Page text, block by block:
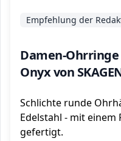
Damen-
Onyx von
Empfehlung der
Schlichte runde
Edelstahl - mit einem
gefertigt.